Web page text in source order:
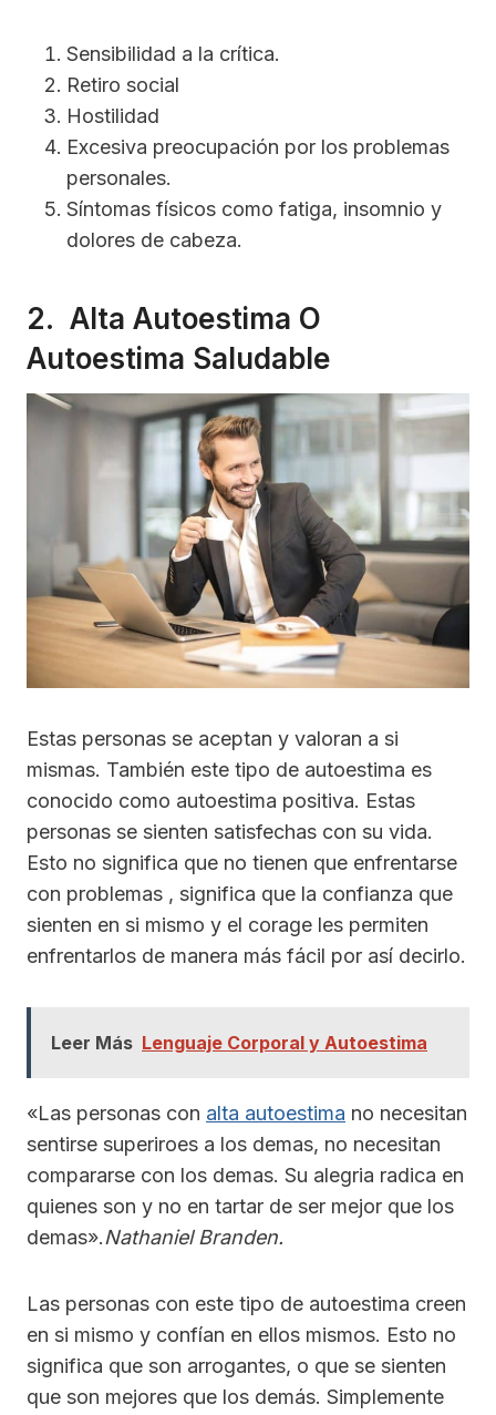
Sensibilidad a la crítica.
Retiro social
Hostilidad
Excesiva preocupación por los problemas
personales.
Síntomas físicos como fatiga, insomnio y
dolores de cabeza.
2. Alta Autoestima O
Autoestima Saludable
Estas personas se aceptan y valoran a si
mismas. También este tipo de autoestima es
conocido como autoestima positiva. Estas
personas se sienten satisfechas con su vida.
Esto no significa que no tienen que enfrentarse
con problemas , significa que la confianza que
sienten en si mismo y el corage les permiten
enfrentarlos de manera más fácil por así decirlo.
Leer Más Lenguaje Corporal y Autoestima
«Las personas con alta autoestima no necesitan
sentirse superiroes a los demas, no necesitan
compararse con los demas. Su alegria radica en
quienes son y no en tartar de ser mejor que los
demas».Nathaniel Branden.
Las personas con este tipo de autoestima creen
en si mismo y confían en ellos mismos. Esto no
significa que son arrogantes, o que se sienten
que son mejores que los demás. Simplemente